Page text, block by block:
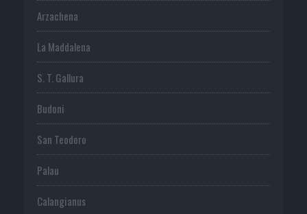
Arzachena
La Maddalena
S. T. Gallura
Budoni
San Teodoro
Palau
Calangianus